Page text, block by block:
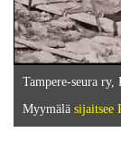
Tampere-seura
Myymälä sijaitsee